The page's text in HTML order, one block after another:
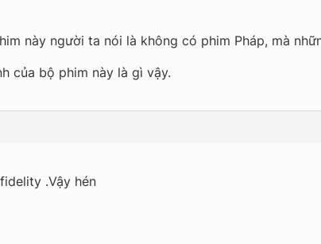
này người ta nói là không có phim Pháp, mà
của bộ phim này là gì vậy.
.Vậy hén